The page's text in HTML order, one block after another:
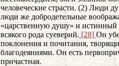
человеческие страсти. (2) Люди
люди же добродетельные
«царственную душу» и истинный
всякого рода суеверий. [28] Он
поклонения и почитания,
благодеяниями. Он есть
причастная.